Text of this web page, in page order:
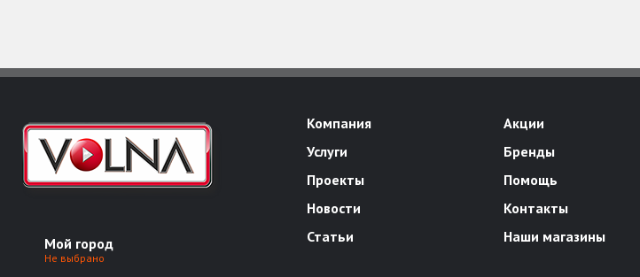
Мой город
Не выбрано
Компания
Услуги
Проекты
Новости
Статьи
Акции
Бренды
Помощь
Контакты
Наши магазины